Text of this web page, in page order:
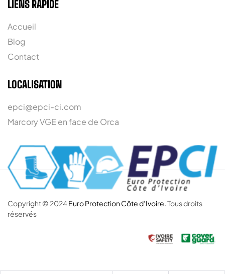
LIENS RAPIDE
Accueil
Blog
Contact
LOCALISATION
epci@epci-ci.com
Marcory VGE en face de Orca
Copyright © 2024 Euro Protection Côte d’Ivoire.Tous droits
réservés